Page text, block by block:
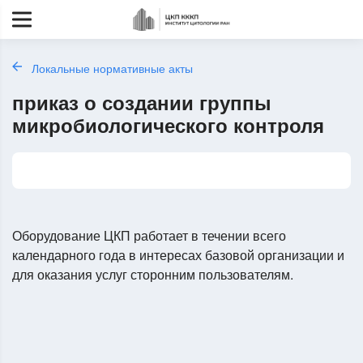
Локальные нормативные акты
приказ о создании группы
микробиологического контроля
Оборудование ЦКП работает в течении всего
календарного года в интересах базовой организации и
для оказания услуг сторонним пользователям.